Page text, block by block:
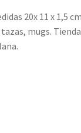
20x 11 x 1,5
mugs.